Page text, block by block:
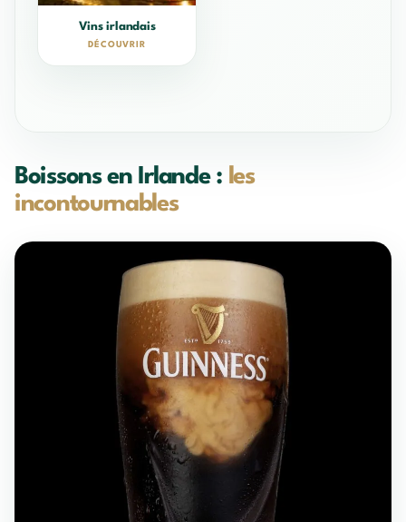
Vins irlandais
DÉCOUVRIR
Boissons en Irlande : les
incontournables